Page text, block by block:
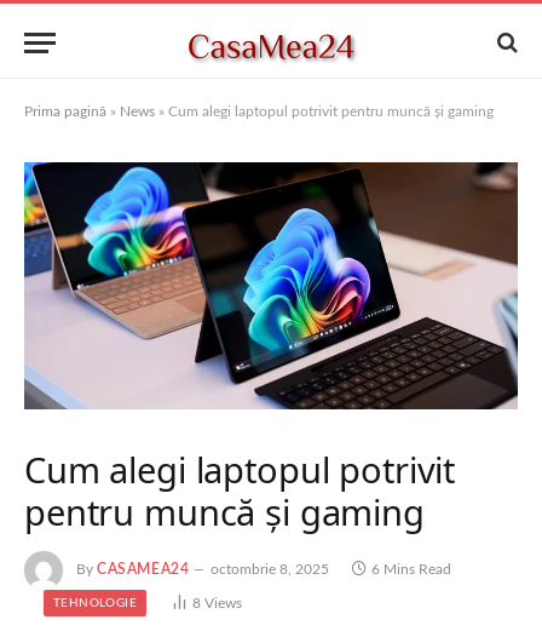
Prima pagină » News » Cum alegi laptopul potrivit pentru muncă și gaming
Cum alegi laptopul potrivit
pentru muncă și gaming
By CASAMEA24 octombrie 8, 2025 6 Mins Read
TEHNOLOGIE 8 Views